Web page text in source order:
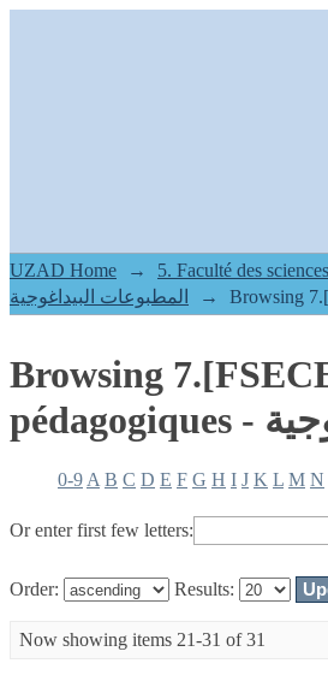
UZAD Home →
5. Faculté des
المطبوعات البيداغوجية
→
Browsing
0-9 A B C D E F G H I J K L M N
Or enter first few letters:
Order: Results:
Now showing items 21-31 of 31